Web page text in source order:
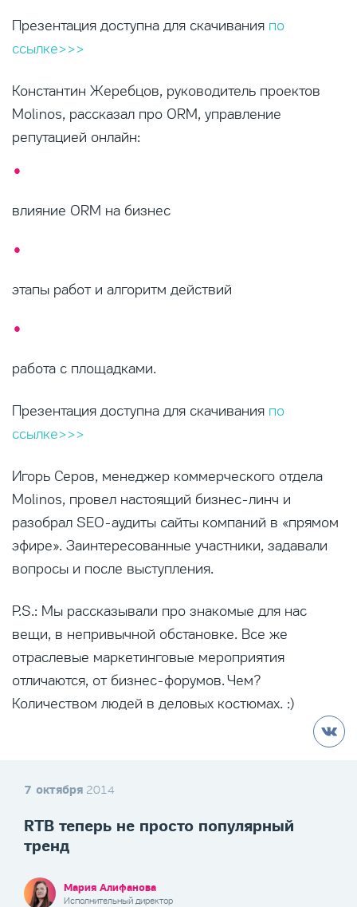
Презентация доступна для скачивания по
ссылке>>>
Константин Жеребцов, руководитель проектов
Molinos, рассказал про ORM, управление
репутацией онлайн:
влияние ORM на бизнес
этапы работ и алгоритм действий
работа с площадками.
Презентация доступна для скачивания по
ссылке>>>
Игорь Серов, менеджер коммерческого отдела
Molinos, провел настоящий бизнес-линч и
разобрал SEO-аудиты сайты компаний в «прямом
эфире». Заинтересованные участники, задавали
вопросы и после выступления.
P.S.: Мы рассказывали про знакомые для нас
вещи, в непривычной обстановке. Все же
отраслевые маркетинговые мероприятия
отличаются, от бизнес-форумов. Чем?
Количеством людей в деловых костюмах. :)
7 октября 2014
RTB теперь не просто популярный
тренд
Мария Алифанова
Исполнительный директор